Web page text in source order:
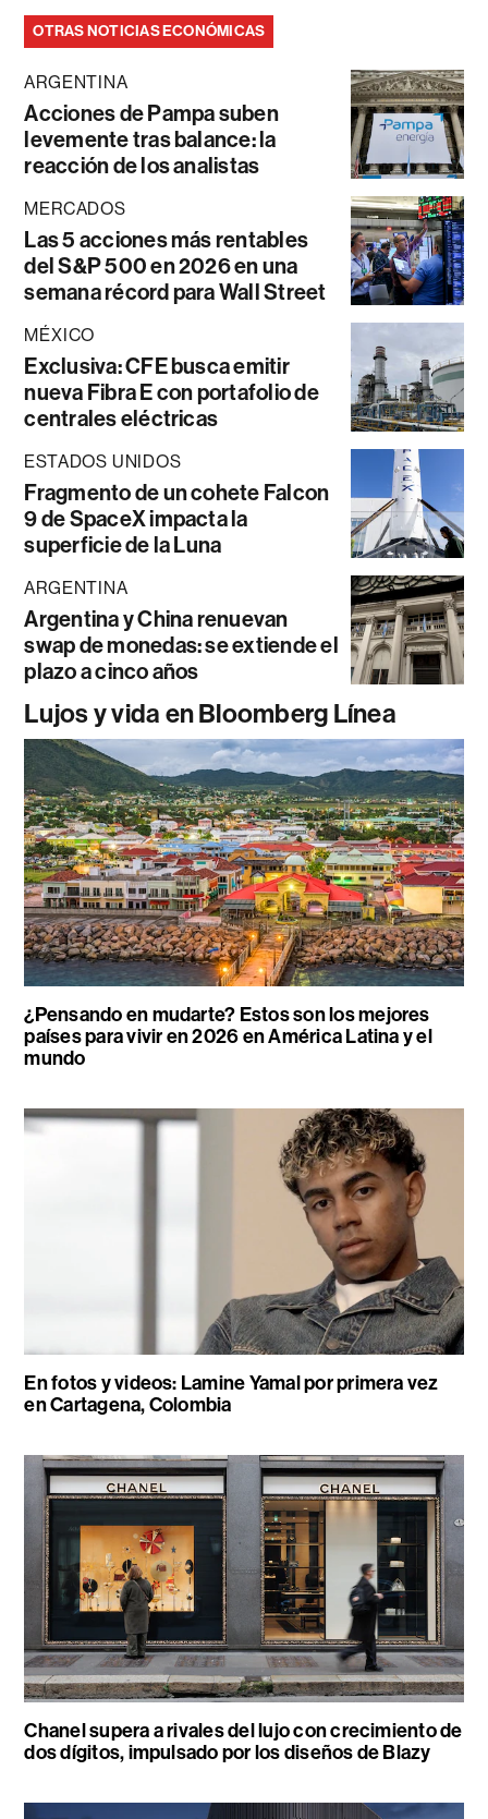
OTRAS NOTICIAS ECONÓMICAS
ARGENTINA
Acciones de Pampa suben
levemente tras balance: la
reacción de los analistas
MERCADOS
Las 5 acciones más rentables
del S&P 500 en 2026 en una
semana récord para Wall Street
MÉXICO
Exclusiva: CFE busca emitir
nueva Fibra E con portafolio de
centrales eléctricas
ESTADOS UNIDOS
Fragmento de un cohete Falcon
9 de SpaceX impacta la
superficie de la Luna
ARGENTINA
Argentina y China renuevan
swap de monedas: se extiende el
plazo a cinco años
Lujos y vida en Bloomberg Línea
¿Pensando en mudarte? Estos son los mejores
países para vivir en 2026 en América Latina y el
mundo
En fotos y videos: Lamine Yamal por primera vez
en Cartagena, Colombia
Chanel supera a rivales del lujo con crecimiento de
dos dígitos, impulsado por los diseños de Blazy